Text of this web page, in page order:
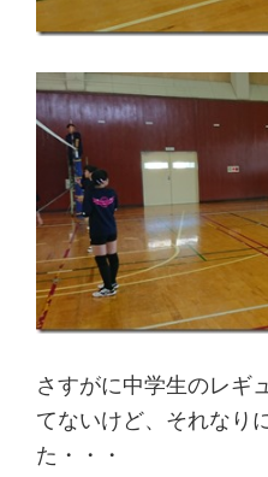
さすがに中学生のレギ
てないけど、それなり
た・・・